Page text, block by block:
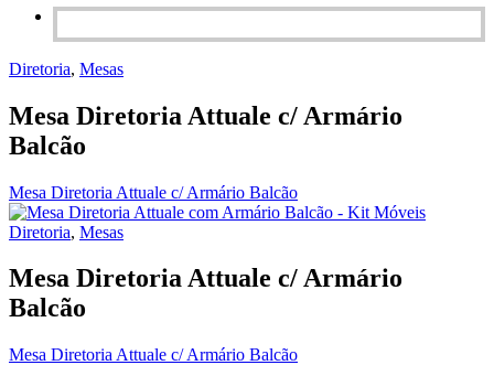
Diretoria, Mesas
Mesa Diretoria Attuale c/ Armário
Balcão
Mesa Diretoria Attuale c/ Armário Balcão
Diretoria, Mesas
Mesa Diretoria Attuale c/ Armário
Balcão
Mesa Diretoria Attuale c/ Armário Balcão